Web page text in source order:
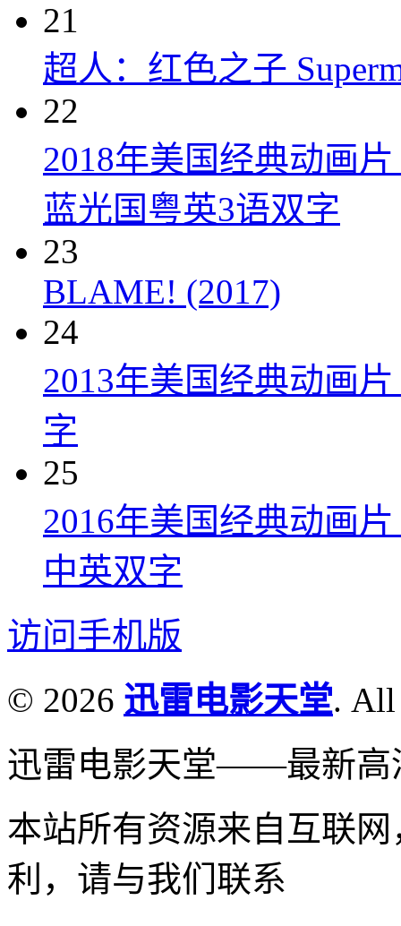
21
超人：红色之子
22
2018年美国经典动画
蓝光国粤英3语双字
23
BLAME! (2017)
24
2013年美国经典动画
字
25
2016年美国经典动画
中英双字
访问手机版
© 2026 迅雷电影天堂. All
迅雷电影天堂——最新高
本站所有资源来自互联
利，请与我们联系